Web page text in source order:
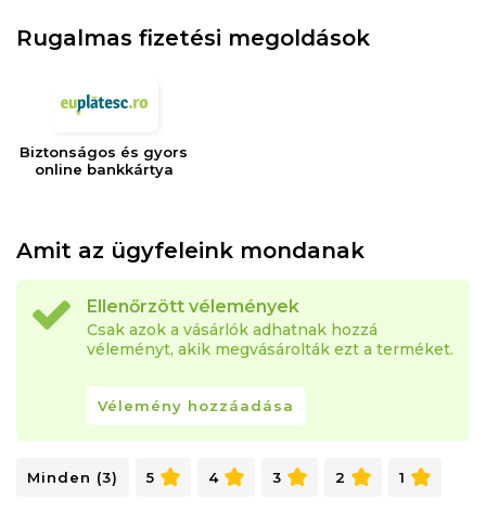
Rugalmas fizetési megoldások
Biztonságos és gyors
online bankkártya
Amit az ügyfeleink mondanak
Ellenőrzött vélemények
Csak azok a vásárlók adhatnak hozzá
véleményt, akik megvásárolták ezt a terméket.
Vélemény hozzáadása
Minden (3) 5 4 3 2 1